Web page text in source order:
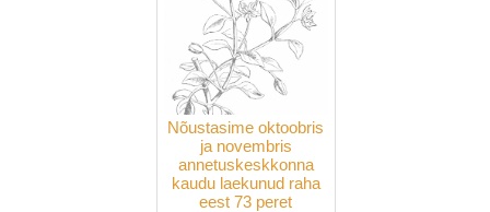
Nõustasime oktoobris
ja novembris
annetuskeskkonna
kaudu laekunud raha
eest 73 peret